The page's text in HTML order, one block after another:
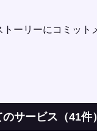
トーリーにコミット
サービス（41件